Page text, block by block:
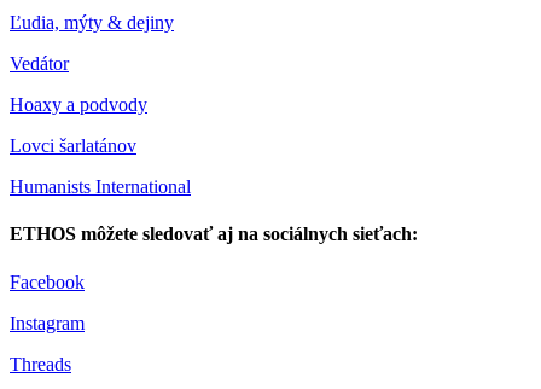
Ľudia, mýty & dejiny
Vedátor
Hoaxy a podvody
Lovci šarlatánov
Humanists International
ETHOS môžete sledovať aj na sociálnych sieťach:
Facebook
Instagram
Threads